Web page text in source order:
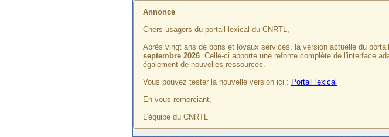
Annonce
Chers usagers du portail lexical du CNRTL,
Après vingt ans de bons et loyaux services, la version actuelle du
septembre 2026. Celle-ci apporte une refonte complète de l'interface
également de nouvelles ressources.
Vous pouvez tester la nouvelle version ici : Portail lexical
En vous remerciant,
L'équipe du CNRTL